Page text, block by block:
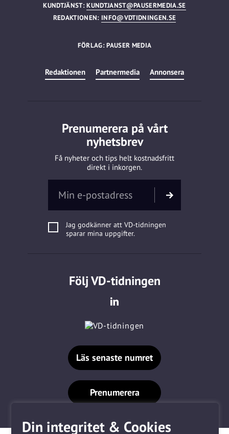
Din integritet & Cookies
KUNDTJÄNST:KUNDTJANST@PAUSERMEDIA.SE
REDAKTIONEN: INFO@VDTIDNINGEN.SE
FÖRLAG: PAUSER MEDIA
Redaktionen Partnermedia Annonsera
Prenumerera på vårt
nyhetsbrev
Få nyheter och tips helt kostnadsfritt
direkt i inkorgen.
Jag godkänner att VD-tidningen
sparar mina uppgifter.
Följ VD-tidningen
Läs senaste numret
Prenumerera